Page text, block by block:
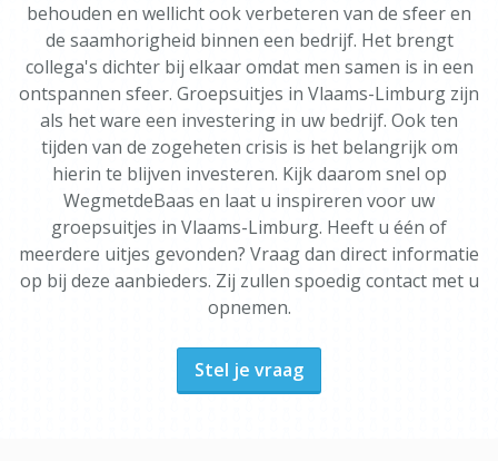
behouden en wellicht ook verbeteren van de sfeer en
de saamhorigheid binnen een bedrijf. Het brengt
collega's dichter bij elkaar omdat men samen is in een
ontspannen sfeer. Groepsuitjes in Vlaams-Limburg zijn
als het ware een investering in uw bedrijf. Ook ten
tijden van de zogeheten crisis is het belangrijk om
hierin te blijven investeren. Kijk daarom snel op
WegmetdeBaas en laat u inspireren voor uw
groepsuitjes in Vlaams-Limburg. Heeft u één of
meerdere uitjes gevonden? Vraag dan direct informatie
op bij deze aanbieders. Zij zullen spoedig contact met u
opnemen.
Stel je vraag